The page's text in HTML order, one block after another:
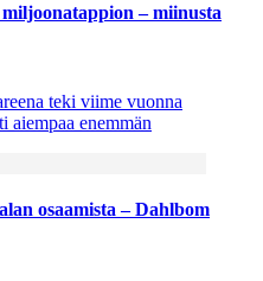
– miinusta
teki viime vuonna
aiempaa enemmän
osaamista – Dahlbom